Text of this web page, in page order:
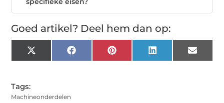
Goed artikel? Deel hem dan op:
X
(Twitter)
Facebook Pinterest LinkedIn Email
Tags:
Machineonderdelen